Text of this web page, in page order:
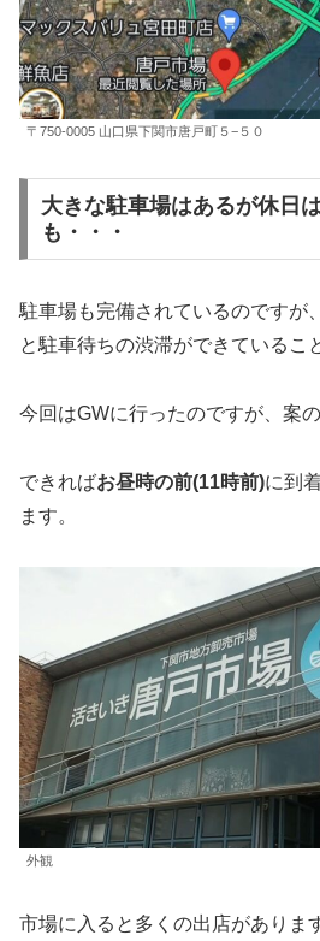
〒750-0005 山口県下関市唐戸町５−５０
大きな駐車場はあるが休日
も・・・
駐車場も完備されているのですが
と駐車待ちの渋滞ができているこ
今回はGWに行ったのですが、案
できればお昼時の前(11時前)に到
ます。
外観
市場に入ると多くの出店がありま